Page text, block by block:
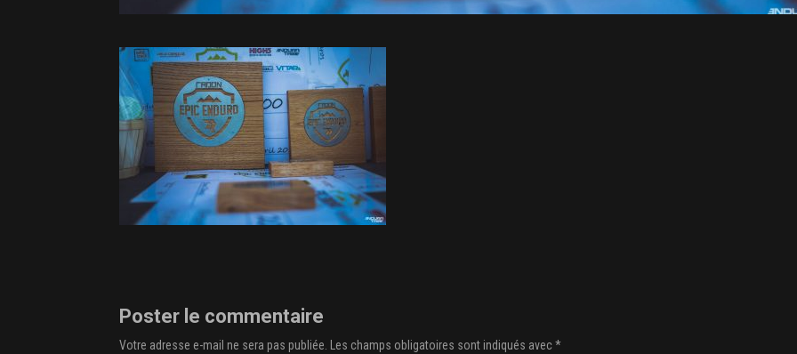
Poster le commentaire
Votre adresse e-mail ne sera pas publiée. Les champs obligatoires sont indiqués avec*